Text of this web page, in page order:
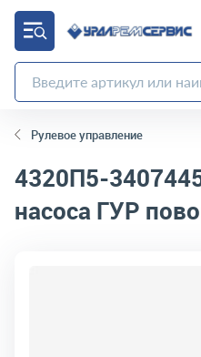
Рулевое управление
4320П5-
насоса ГУР